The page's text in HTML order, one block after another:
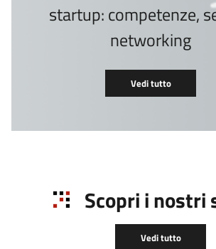
startup: competenze,
networking
Vedi tutto
Scopri i nostri
Vedi tutto